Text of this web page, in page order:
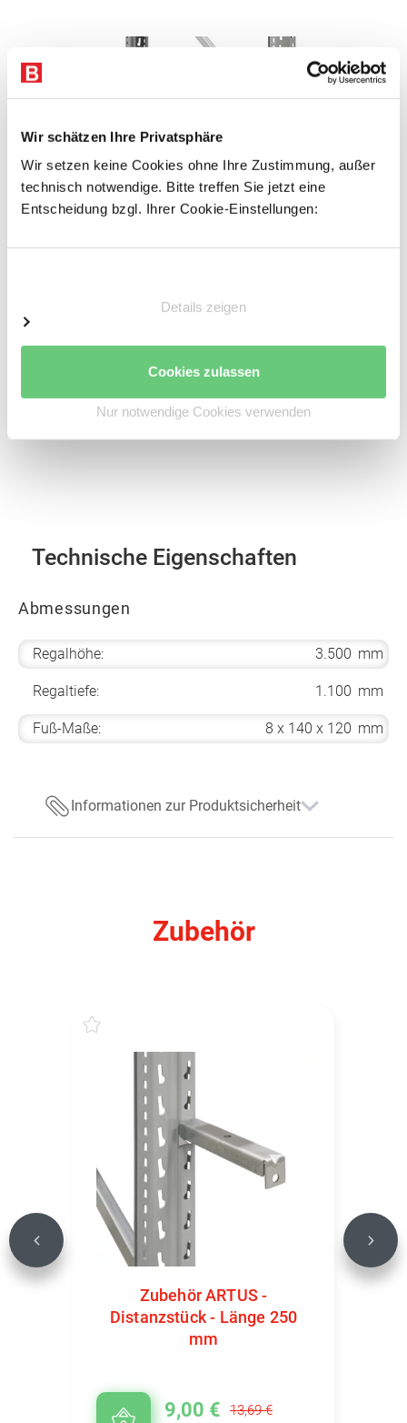
Wir schätzen Ihre Privatsphäre
Wir setzen keine Cookies ohne Ihre Zustimmung, außer
technisch notwendige. Bitte treffen Sie jetzt eine
Entscheidung bzgl. Ihrer Cookie-Einstellungen:
Details zeigen
Cookies zulassen
Nur notwendige Cookies verwenden
Zubehör ARTUS - Stützrahmen, Ständer
Technische Eigenschaften
Abmessungen
Regalhöhe: 3.500 mm
Regaltiefe: 1.100 mm
Fuß-Maße: 8 x 140 x 120 mm
Informationen zur Produktsicherheit
Zubehör
Zubehör ARTUS -
Distanzstück - Länge 250
mm
9,00 €
13,69 €
Previous Next